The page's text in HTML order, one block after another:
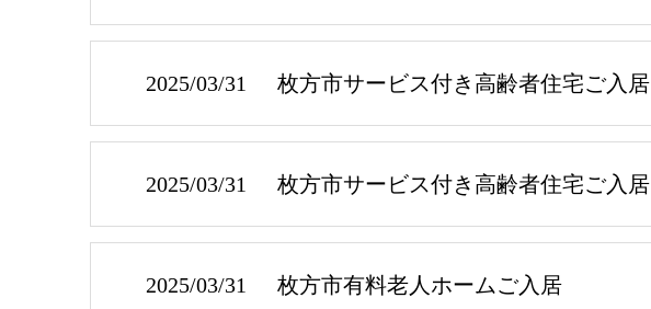
2025/03/31 枚方市サービス付き高齢者住宅ご入居
2025/03/31 枚方市サービス付き高齢者住宅ご入居
2025/03/31 枚方市有料老人ホームご入居